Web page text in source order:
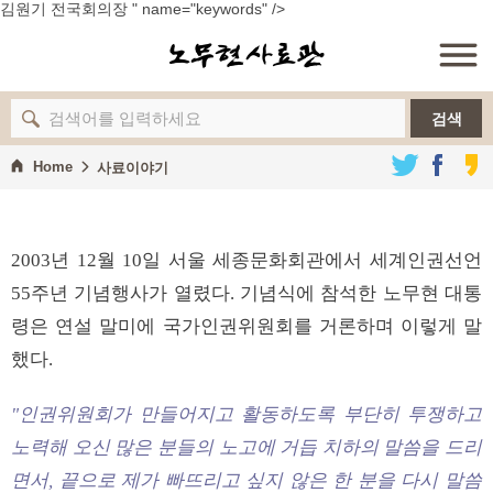
김원기 전국회의장 " name="keywords" />
검색
노무현
사료이야기
컬렉션
추모기록
Home 사료이야기
2003년 12월 10일 서울 세종문화회관에서 세계인권선언
55주년 기념행사가 열렸다. 기념식에 참석한 노무현 대통
령은 연설 말미에 국가인권위원회를 거론하며 이렇게 말
했다.
"인권위원회가 만들어지고 활동하도록 부단히 투쟁하고
노력해 오신 많은 분들의 노고에 거듭 치하의 말씀을 드리
면서, 끝으로 제가 빠뜨리고 싶지 않은 한 분을 다시 말씀